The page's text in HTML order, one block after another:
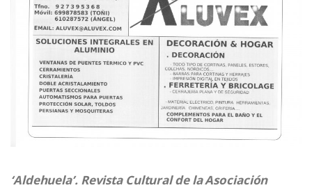
‘Aldehuela’. Revista Cultural de la Asociación